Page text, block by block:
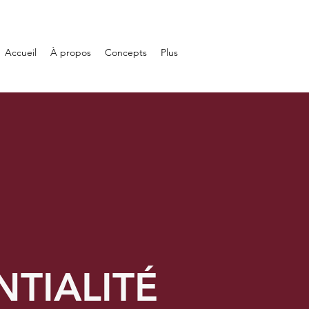
Accueil À propos Concepts Plus